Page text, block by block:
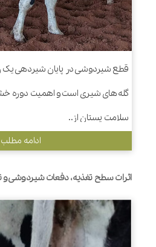
قطع شیردوشی در پایان شیردهی
گله های شیری است و اهمیت دوره
سلامت پستان از..
ادامه مطلب